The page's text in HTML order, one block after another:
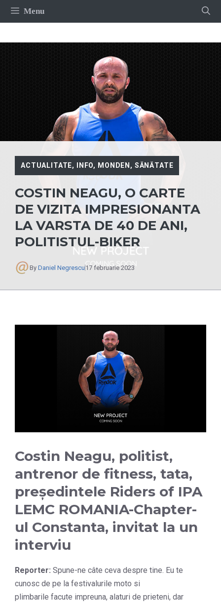
Sari
Menu
ACTUALITATE, INFO, MONDEN , SĂNĂTATE
COSTIN NEAGU, O CARTE
DE VIZITA IMPRESIONANTA
LA VARSTA DE 40 DE ANI,
POLITISTUL-BIKER
By Daniel Negrescu 17 februarie 2023
Costin Neagu, politist,
antrenor de fitness, tata,
președintele Riders of IPA
LEMC ROMANIA-Chapter-
ul Constanta, invitat la un
interviu
Reporter: Spune-ne câte ceva despre tine. Eu te
cunosc de pe la festivalurile moto si
plimbarile facute impreuna, alaturi de prieteni, dar